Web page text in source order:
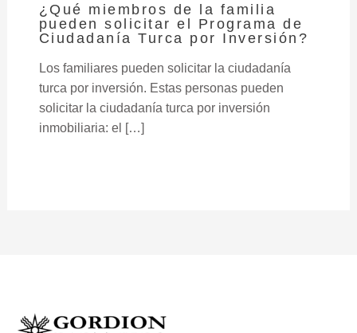
¿Qué miembros de la familia
pueden solicitar el Programa de
Ciudadanía Turca por Inversión?
Los familiares pueden solicitar la ciudadanía
turca por inversión. Estas personas pueden
solicitar la ciudadanía turca por inversión
inmobiliaria: el […]